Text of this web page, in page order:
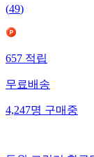
(49)
657적립
무료배송
4,247명구매중